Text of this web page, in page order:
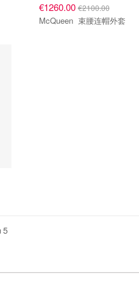
€1260.00€2100.00
McQueen 束腰连帽外套
5